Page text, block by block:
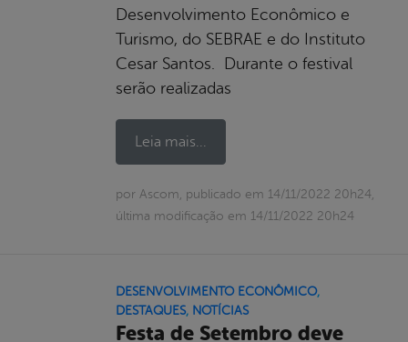
Desenvolvimento Econômico e
Turismo, do SEBRAE e do Instituto
Cesar Santos. Durante o festival
serão realizadas
Leia mais...
por Ascom, publicado em 14/11/2022 20h24,
última modificação em 14/11/2022 20h24
DESENVOLVIMENTO ECONÔMICO,
DESTAQUES, NOTÍCIAS
Festa de Setembro deve